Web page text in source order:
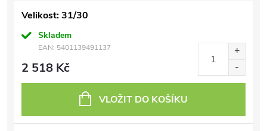
Velikost: 31/30
Skladem
EAN: 5401139491137
2 518 Kč
VLOŽIT DO KOŠÍKU